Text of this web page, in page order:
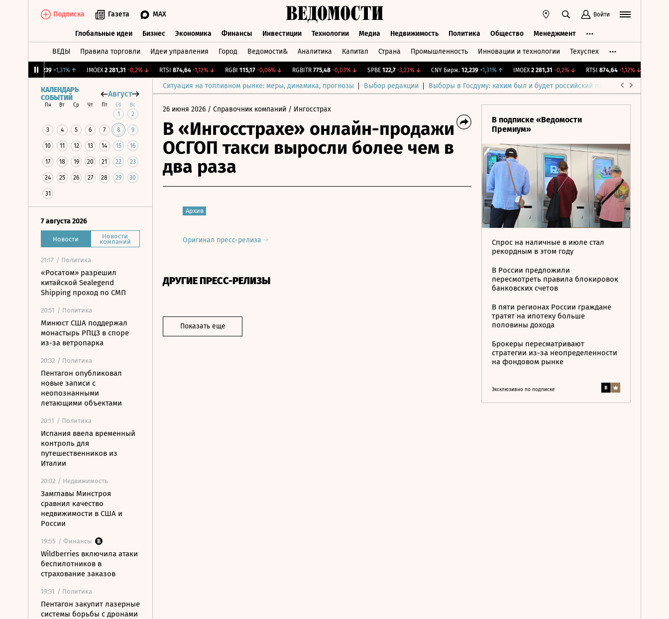
Подписка Газета MAX Войти
Глобальные идеи Бизнес Экономика Финансы Инвестиции Технологии Медиа Недвижимость Политика Общество Менеджмент
ВЕДЫ Правила торговли Идеи управления Город Ведомости& Аналитика Капитал Страна Промышленность Инновации и технологии Техуспех
+1,31%↑ IMOEX 2 281,31 -0,2%↓ RTSI 874,64 -1,12%↓ RGBI 115,17 -0,06%↓ RGBITR 775,48 -0,03%↓ SPBE 122,7 -3,23%↓ CNY Бирж. 12,239 +1,31%↑ IMOEX 2 281,31 -0,2%↓ RTSI 874,64 -1,12%↓
Ситуация на топливном рынке: меры, динамика, прогнозы Выбор редакции Выборы в Госдуму: каким был и будет российский парламент
КАЛЕНДАРЬ
СОБЫТИЙ
Август
Пн Вт Ср Чт Пт Сб Вс
1 2
3 4 5 6 7 8 9
10 11 12 13 14 15 16
17 18 19 20 21 22 23
24 25 26 27 28 29 30
31
7 августа 2026
Новости Новости
компаний
21:17 / Политика
«Росатом» разрешил
китайской Sealegend
Shipping проход по СМП
20:51 / Политика
Минюст США поддержал
монастырь РПЦЗ в споре
из-за ветропарка
20:32 / Политика
Пентагон опубликовал
новые записи с
неопознанными
летающими объектами
20:11 / Политика
Испания ввела временный
контроль для
путешественников из
Италии
20:02 / Недвижимость
Замглавы Минстроя
сравнил качество
недвижимости в США и
России
19:55 / Финансы
Wildberries включила атаки
беспилотников в
страхование заказов
19:31 / Политика
Пентагон закупит лазерные
системы борьбы с дронами
26 июня 2026 / Справочник компаний / Ингосстрах
В «Ингосстрахе» онлайн-продажи
ОСГОП такси выросли более чем в
два раза
Архив
Оригинал пресс-релиза
ДРУГИЕ ПРЕСС-РЕЛИЗЫ
Показать еще
В подписке «Ведомости
Премиум»
Спрос на наличные в июле стал
рекордным в этом году
В России предложили
пересмотреть правила блокировок
банковских счетов
В пяти регионах России граждане
тратят на ипотеку больше
половины дохода
Брокеры пересматривают
стратегии из-за неопределенности
на фондовом рынке
Эксклюзивно по подписке